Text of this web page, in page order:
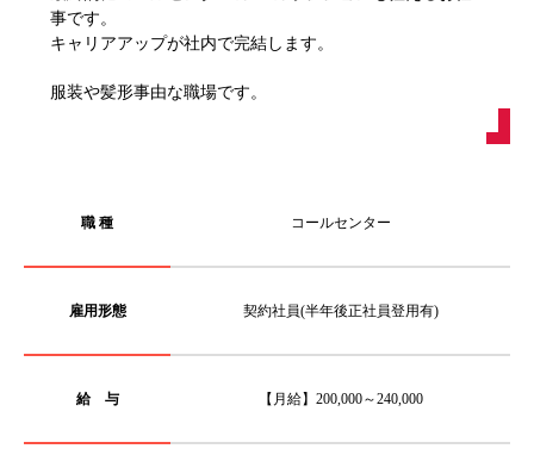
事です。
キャリアアップが社内で完結します。
服装や髪形事由な職場です。
職 種 コールセンター
雇用形態 契約社員(半年後正社員登用有)
給 与 【月給】200,000～240,000